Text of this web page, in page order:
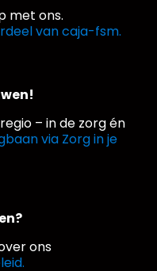
met ons.
van caja-fsm.
– in de zorg én
via Zorg in je
ons